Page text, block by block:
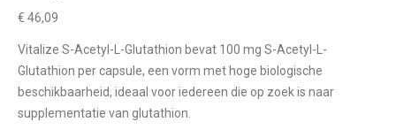
€ 46,09
Vitalize S-Acetyl-L-Glutathion bevat 100 mg S-Acetyl-L-
Glutathion per capsule, een vorm met hoge biologische
beschikbaarheid, ideaal voor iedereen die op zoek is naar
supplementatie van glutathion.